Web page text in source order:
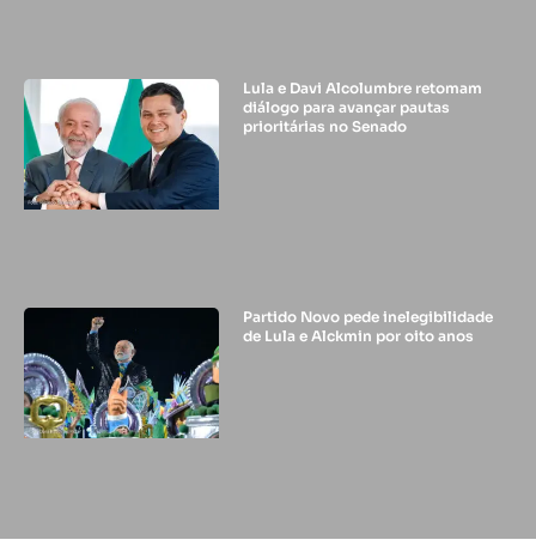
Lula e Davi Alcolumbre retomam
diálogo para avançar pautas
prioritárias no Senado
Partido Novo pede inelegibilidade
de Lula e Alckmin por oito anos